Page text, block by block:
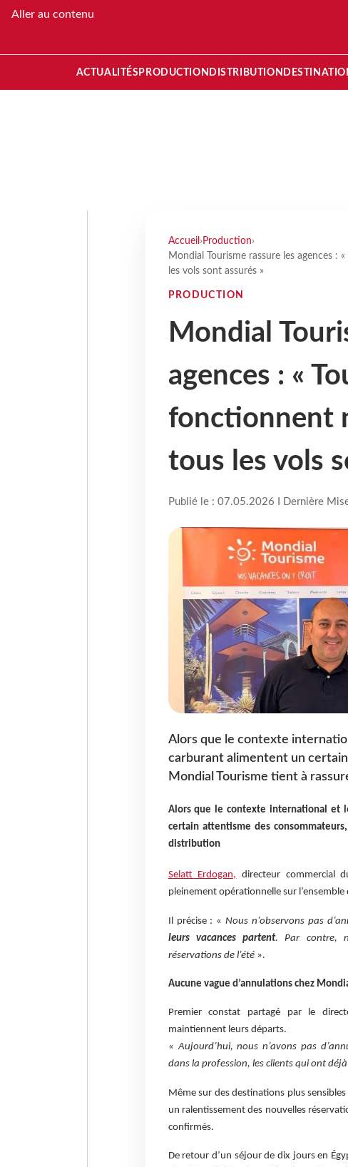
Aller au contenu
ACTUALITÉS PRODUCTION DISTRIBUTION
Accueil › Production›
Mondial Tourisme rassure les agences
les vols sont assurés »
PRODUCTION
Mondial
agences : «
fonctionnent
tous les vols
Publié le : 07.05.2026 I Dernière
Alors que le contexte
carburant alimentent un
Mondial Tourisme tient à
Alors que le contexte international et
certain attentisme des
distribution
Selatt Erdogan, directeur commercial
pleinement opérationnelle sur
Il précise : «Nous n’observons pas
leurs vacances partent. Par contre,
réservations de l’été ».
Aucune vague d’annulations chez
Premier constat partagé par le
maintiennent leurs départs.
« Aujourd’hui, nous n’avons pas
dans la profession, les clients qui ont
Même sur des destinations plus
un ralentissement des nouvelles
confirmés.
De retour d’un séjour de dix jours en